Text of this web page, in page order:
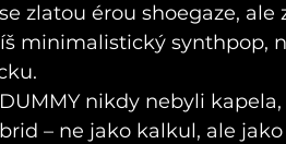
zlatou érou shoegaze,
minimalistický synthpop,
nikdy nebyli
– ne jako kalkul, ale